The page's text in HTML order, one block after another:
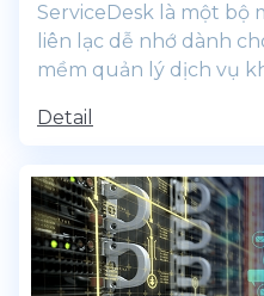
ServiceDesk là một bộ
liên lạc dễ nhớ dành
mềm quản lý dịch vụ
Detail